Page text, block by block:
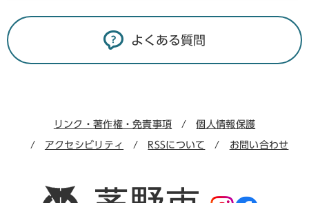
よくある質問
リンク・著作権・免責事項 個人情報保護
アクセシビリティ RSSについて お問い合わせ